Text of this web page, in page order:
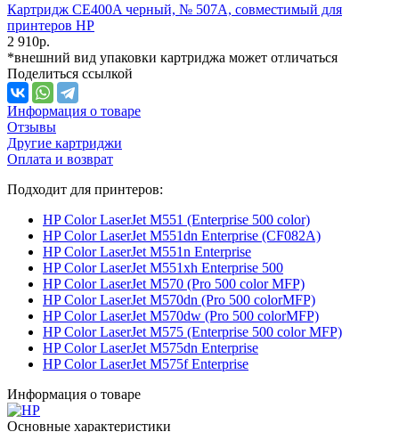
Картридж CE400A черный, № 507A, совместимый для
принтеров HP
2 910р.
*внешний вид упаковки картриджа может отличаться
Поделиться ссылкой
Информация о товаре
Отзывы
Другие картриджи
Оплата и возврат
Подходит для принтеров:
HP Color LaserJet M551 (Enterprise 500 color)
HP Color LaserJet M551dn Enterprise (CF082A)
HP Color LaserJet M551n Enterprise
HP Color LaserJet M551xh Enterprise 500
HP Color LaserJet M570 (Pro 500 color MFP)
HP Color LaserJet M570dn (Pro 500 colorMFP)
HP Color LaserJet M570dw (Pro 500 colorMFP)
HP Color LaserJet M575 (Enterprise 500 color MFP)
HP Color LaserJet M575dn Enterprise
HP Color LaserJet M575f Enterprise
Информация о товаре
Основные характеристики